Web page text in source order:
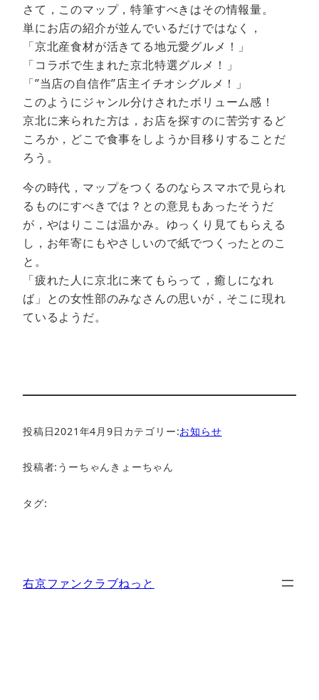
さて，このマップ，特筆すべきはその情報量。
単にお店の紹介が並んでいるだけではなく，
「京北産食材が活きてる地元愛グルメ！」
「コラボで生まれた京北特選グルメ！」
「”当店の自信作”店主イチオシグルメ！」
このようにジャンル分けされたボリューム感！
京北に来られた方は，お店を探すのに苦労するど
ころか，どこで食事をしようか目移りすることだ
ろう。
今の時代，マップをつくるのならスマホで見られ
るものにすべきでは？との意見もあったそうだ
が，やはりここは温かみ。ゆっくり見てもらえる
し，お年寄にもやさしいので紙でつくったとのこ
と。
「疲れた人に京北に来てもらって，癒しになれ
ば」との女性部のみなさんの思いが，そこに現れ
ているようだ。
投稿日2021年4月9日 カテゴリー:お知らせ
投稿者: うーちゃんきょーちゃん
タグ:
右京ファンクラブねっと